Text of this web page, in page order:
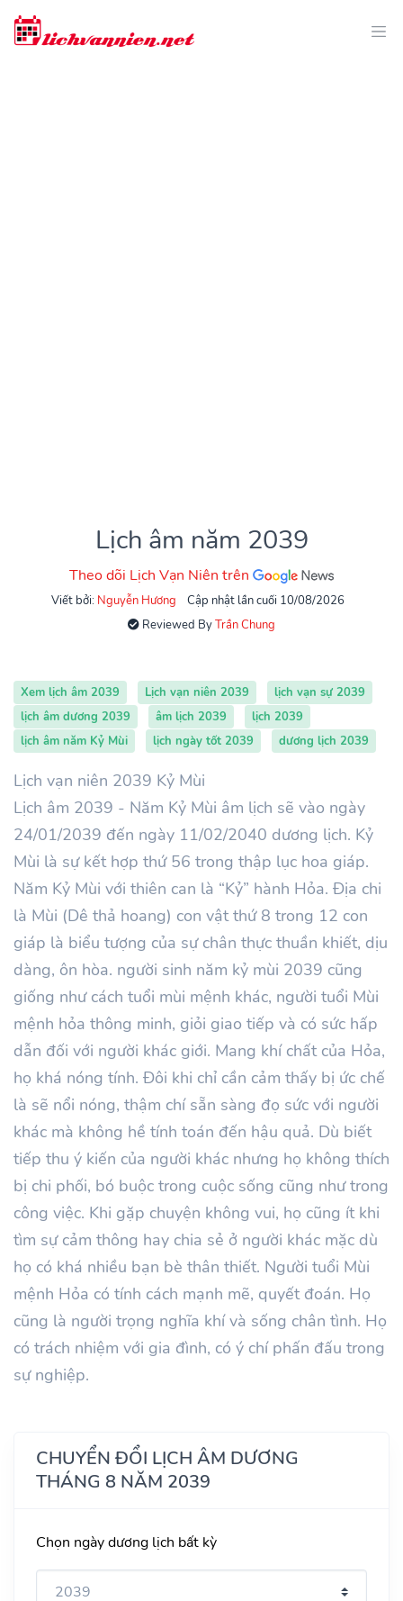
Lịch âm năm 2039
Theo dõi Lịch Vạn Niên trên
Viết bởi: Nguyễn Hương
Cập nhật lần cuối 10/08/2026
Reviewed ByTrần Chung
Xem lịch âm 2039 Lịch vạn niên 2039
lịch vạn sự 2039
lịch âm dương 2039
âm lịch 2039
lịch 2039
lịch âm năm Kỷ Mùi
lịch ngày tốt 2039 dương lịch 2039
Lịch vạn niên 2039 Kỷ Mùi
Lịch âm 2039 - Năm Kỷ Mùi âm lịch sẽ vào ngày
24/01/2039 đến ngày 11/02/2040 dương lịch. Kỷ
Mùi là sự kết hợp thứ 56 trong thập lục hoa giáp.
Năm Kỷ Mùi với thiên can là “Kỷ” hành Hỏa. Địa chi
là Mùi (Dê thả hoang) con vật thứ 8 trong 12 con
giáp là biểu tượng của sự chân thực thuần khiết, dịu
dàng, ôn hòa. người sinh năm kỷ mùi 2039 cũng
giống như cách tuổi mùi mệnh khác, người tuổi Mùi
mệnh hỏa thông minh, giỏi giao tiếp và có sức hấp
dẫn đối với người khác giới. Mang khí chất của Hỏa,
họ khá nóng tính. Đôi khi chỉ cần cảm thấy bị ức chế
là sẽ nổi nóng, thậm chí sẵn sàng đọ sức với người
khác mà không hề tính toán đến hậu quả. Dù biết
tiếp thu ý kiến của người khác nhưng họ không thích
bị chi phối, bó buộc trong cuộc sống cũng như trong
công việc. Khi gặp chuyện không vui, họ cũng ít khi
tìm sự cảm thông hay chia sẻ ở người khác mặc dù
họ có khá nhiều bạn bè thân thiết. Người tuổi Mùi
mệnh Hỏa có tính cách mạnh mẽ, quyết đoán. Họ
cũng là người trọng nghĩa khí và sống chân tình. Họ
có trách nhiệm với gia đình, có ý chí phấn đấu trong
sự nghiệp.
CHUYỂN ĐỔI LỊCH ÂM DƯƠNG
THÁNG 8 NĂM 2039
Chọn ngày dương lịch bất kỳ